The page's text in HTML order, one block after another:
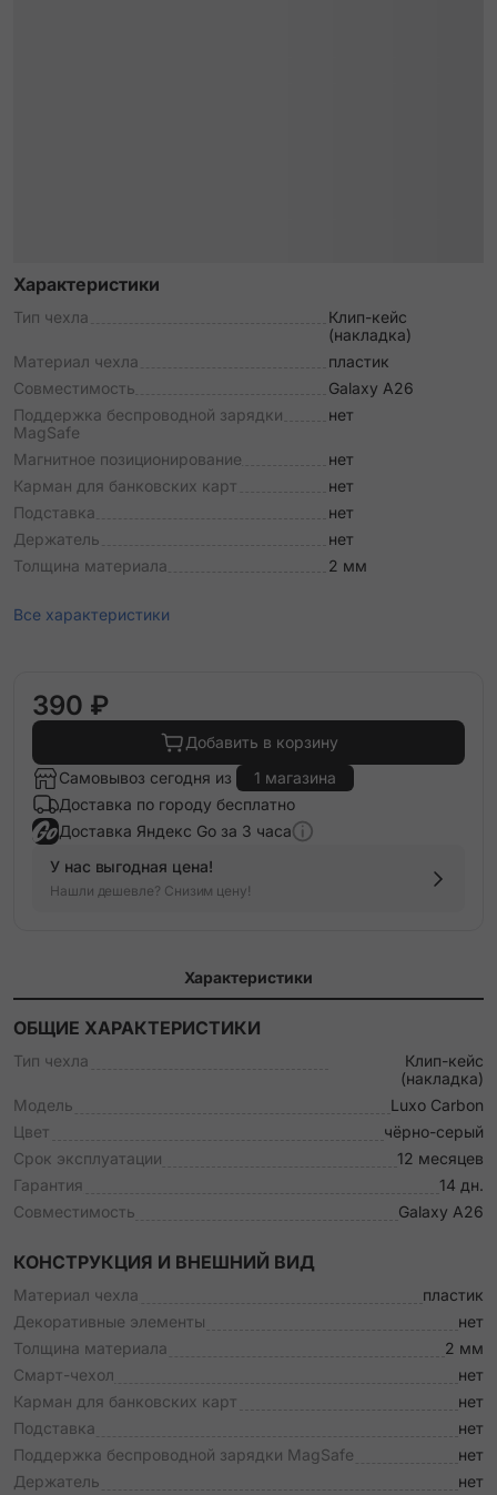
Характеристики
Тип чехла
Клип-кейс
(накладка)
Материал чехла
пластик
Совместимость
Galaxy A26
Поддержка беспроводной зарядки
MagSafe
нет
Магнитное позиционирование
нет
Карман для банковских карт
нет
Подставка
нет
Держатель
нет
Толщина материала
2 мм
Все характеристики
390 ₽
Добавить в корзину
Самовывоз сегодня из
1 магазина
Доставка по городу бесплатно
Доставка Яндекс Go за 3 часа
У нас выгодная цена!
Нашли дешевле? Снизим цену!
Характеристики
ОБЩИЕ ХАРАКТЕРИСТИКИ
Тип чехла
Клип-кейс
(накладка)
Модель
Luxo Carbon
Цвет
чёрно-серый
Срок эксплуатации
12 месяцев
Гарантия
14 дн.
Совместимость
Galaxy A26
КОНСТРУКЦИЯ И ВНЕШНИЙ ВИД
Материал чехла
пластик
Декоративные элементы
нет
Толщина материала
2 мм
Смарт-чехол
нет
Карман для банковских карт
нет
Подставка
нет
Поддержка беспроводной зарядки MagSafe
нет
Держатель
нет